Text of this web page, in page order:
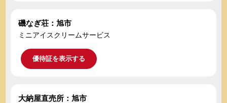
磯なぎ荘：旭市
ミニアイスクリームサービス
優待証を表示する
大納屋直売所：旭市